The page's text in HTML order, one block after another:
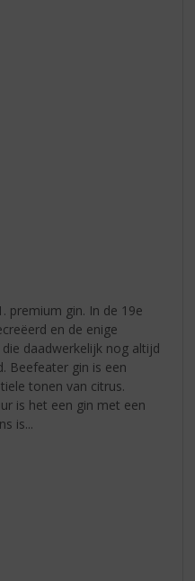
premium gin. In de 19e
en de enige
daadwerkelijk nog altijd
Beefeater gin is een
tonen van citrus.
is het een gin met een
is...